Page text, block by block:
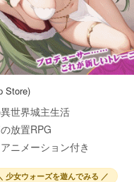
Store)
世界城主生活
放置RPG
ニメーション付き
少女ウォーズを遊んでみる ／